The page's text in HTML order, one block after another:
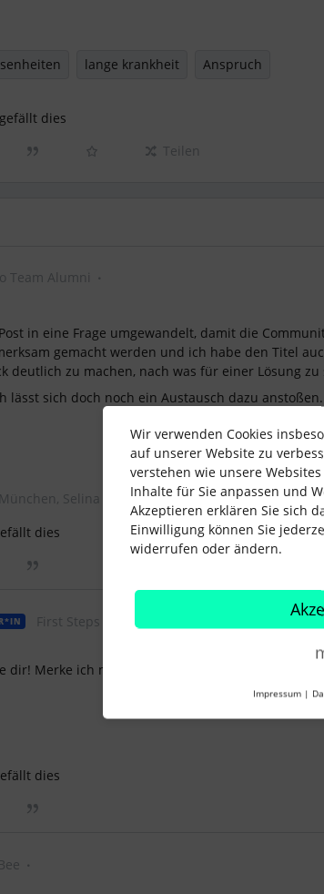
lange krankheit Anspruch
dies
Teilen
Team Alumni
in eine Frage umgewandelt, damit die
gemacht werden und ich habe den Titel
deutlich zu machen, nach was für einer Lösung zu
lässt sich doch noch ein Austausch dazu
Selina ✨
dies
First Steps
dir! Merke ich mir für nächste Fragen ;)
dies
Wir verwenden Cookies
auf unserer Website zu
verstehen wie unsere
Inhalte für Sie anpassen und
Akzeptieren erklären Sie sich
Einwilligung können Sie
widerrufen oder ändern.
Impressum |